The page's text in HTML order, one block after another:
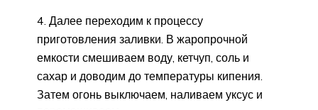
4. Далее переходим к процессу
приготовления заливки. В жаропрочной
емкости смешиваем воду, кетчуп, соль и
сахар и доводим до температуры кипения.
Затем огонь выключаем, наливаем уксус и